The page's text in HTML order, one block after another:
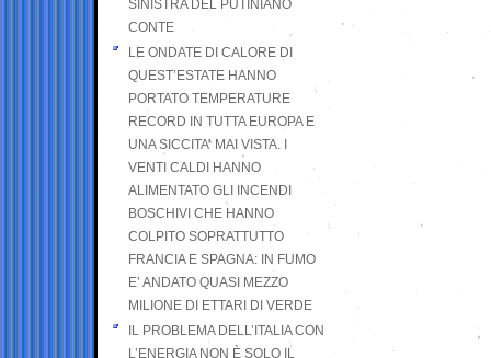
SINISTRA DEL PUTINIANO
CONTE
LE ONDATE DI CALORE DI
QUEST’ESTATE HANNO
PORTATO TEMPERATURE
RECORD IN TUTTA EUROPA E
UNA SICCITA’ MAI VISTA. I
VENTI CALDI HANNO
ALIMENTATO GLI INCENDI
BOSCHIVI CHE HANNO
COLPITO SOPRATTUTTO
FRANCIA E SPAGNA: IN FUMO
E’ ANDATO QUASI MEZZO
MILIONE DI ETTARI DI VERDE
IL PROBLEMA DELL’ITALIA CON
L’ENERGIA NON È SOLO IL